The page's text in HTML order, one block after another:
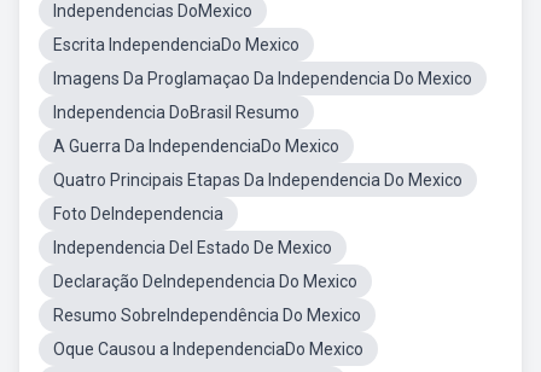
Independencias DoMexico
Escrita IndependenciaDo Mexico
Imagens Da Proglamaçao Da Independencia Do Mexico
Independencia DoBrasil Resumo
A Guerra Da IndependenciaDo Mexico
Quatro Principais Etapas Da Independencia Do Mexico
Foto DeIndependencia
Independencia Del Estado De Mexico
Declaração DeIndependencia Do Mexico
Resumo SobreIndependência Do Mexico
Oque Causou a IndependenciaDo Mexico